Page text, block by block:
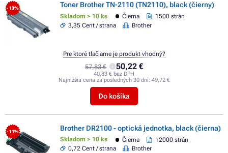
- 13% Toner Brother TN-2110 (TN2110), black (čierny)
Skladom > 10 ks Čierna
1500 strán
3,35 Cent / strana
Brother
57,83 € 50,22 €
40,83 € bez DPH
Najnižšia cena za posledných 30 dní: 49,72 €
Do košíka
Pre ktoré tlačiarne je produkt vhodný?
- 11% Brother DR2100 - optická jednotka, black (čierna)
Skladom > 10 ks Čierna
12000 strán
0,72 Cent / strana
Brother